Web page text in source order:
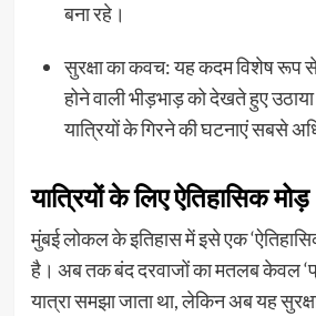
बना रहे।
सुरक्षा का कवच: यह कदम विशेष रूप
होने वाली भीड़भाड़ को देखते हुए उठाया
यात्रियों के गिरने की घटनाएं सबसे
यात्रियों के लिए ऐतिहासिक मोड़
मुंबई लोकल के इतिहास में इसे एक
है। अब तक बंद दरवाजों का मतलब केवल
यात्रा समझा जाता था, लेकिन अब यह